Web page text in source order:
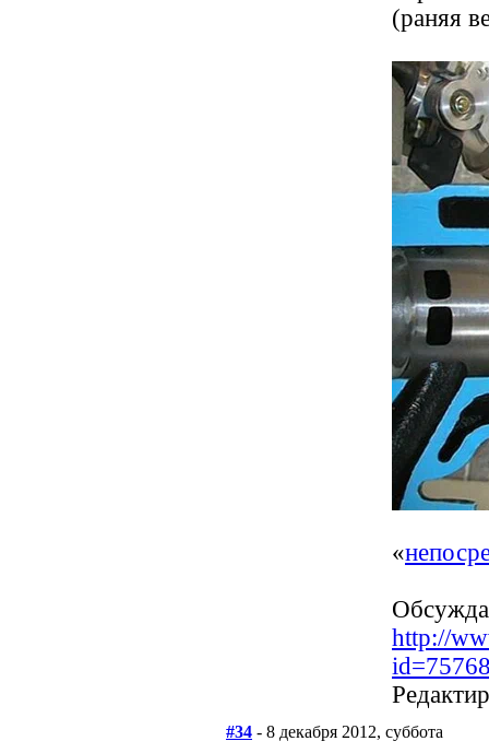
(раняя
«
http://
#34 - 8 декабря 2012, суббота